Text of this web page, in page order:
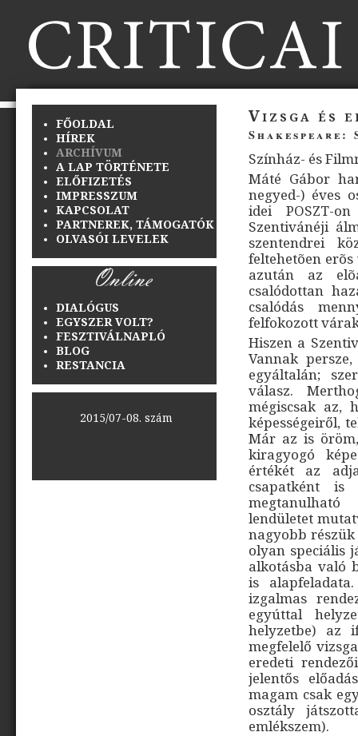
FŐOLDAL
HÍREK
ARCHÍVUM
A LAP TÖRTÉNETE
ELŐFIZETÉS
IMPRESSZUM
KAPCSOLAT
PARTNEREK, TÁMOGATÓK
OLVASÓI LEVELEK
DIALÓGUS
EGYSZER VOLT?
FESZTIVÁLNAPLÓ
BLOG
RESTANCIA
2015/07-08. szám>>
Vizsga és
Színház- és
Máté Gábor
negyed-) éves
idei POSZT-
Szentivánéji
szentendrei
feltehetõen
azután az
csalódottan
csalódás
felfokozott
Hiszen a
Vannak
egyáltalán;
válasz.
mégiscsak az,
képességeiről,
Már az is
kiragyogó
értékét az
csapatként is
lendületet
nagyobb
olyan speciális
alkotásba való
is
izgalmas
egyúttal
helyzetbe) az
megfelelő
eredeti
jelentős
magam csak
osztály
emlékszem).